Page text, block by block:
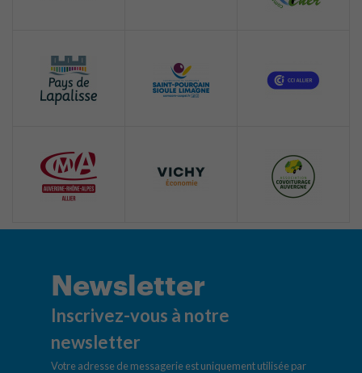
Newsletter
Inscrivez-vous à notre
newsletter
Votre adresse de messagerie est uniquement utilisée par